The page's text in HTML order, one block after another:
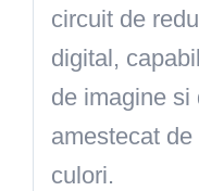
circuit de
digital,
de imagine si
amestecat
culori.